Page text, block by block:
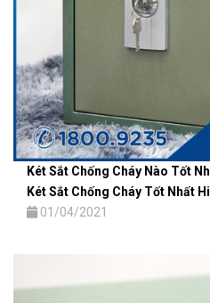
Két Sắt Chống Cháy Nào Tốt
Két Sắt Chống Cháy Tốt Nhất
01/04/2021